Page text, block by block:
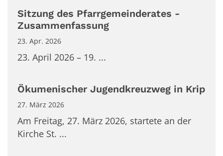
Sitzung des Pfarrgemeinderates -
Zusammenfassung
23. Apr. 2026
23. April 2026 – 19. ...
Ökumenischer Jugendkreuzweg in Krip
27. März 2026
Am Freitag, 27. März 2026, startete an der
Kirche St. ...